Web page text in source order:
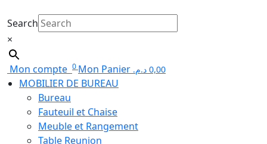
Search
×
Mon compte 0 Mon Panier 0,00 د.م.
MOBILIER DE BUREAU
Bureau
Fauteuil et Chaise
Meuble et Rangement
Table Reunion